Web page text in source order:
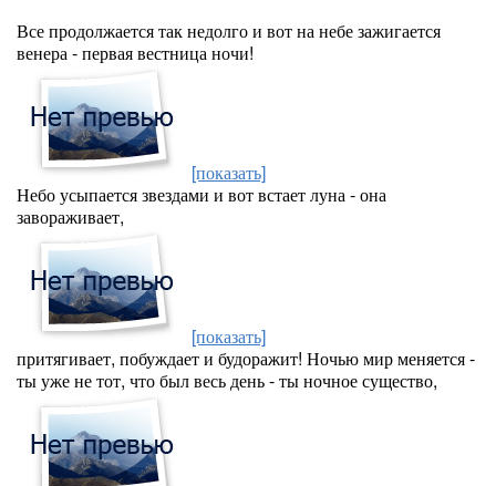
Все продолжается так недолго и вот на небе зажигается
венера - первая вестница ночи!
[показать]
Небо усыпается звездами и вот встает луна - она
завораживает,
[показать]
притягивает, побуждает и будоражит! Ночью мир меняется -
ты уже не тот, что был весь день - ты ночное существо,